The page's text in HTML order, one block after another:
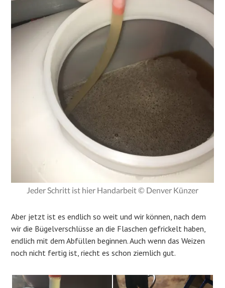
Jeder Schritt ist hier Handarbeit © Denver Künzer
Aber jetzt ist es endlich so weit und wir können, nach dem
wir die Bügelverschlüsse an die Flaschen gefrickelt haben,
endlich mit dem Abfüllen beginnen. Auch wenn das Weizen
noch nicht fertig ist, riecht es schon ziemlich gut.